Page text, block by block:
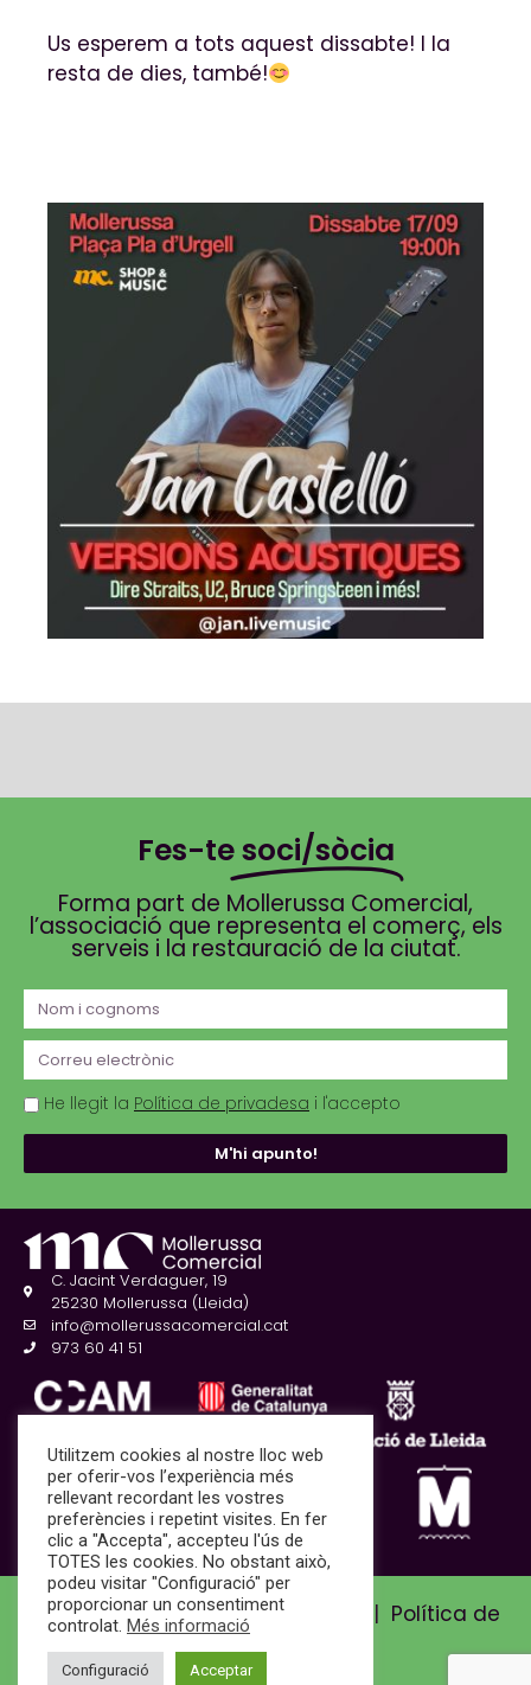
Us esperem a tots aquest dissabte! I la
resta de dies, també!
Fes-tesoci/sòcia
Forma part de Mollerussa Comercial,
l’associació que representa el comerç, els
serveis i la restauració de la ciutat.
He llegit la Política de privadesa i l'accepto
M'hi apunto!
C. Jacint Verdaguer, 19
25230 Mollerussa (Lleida)
info@mollerussacomercial.cat
973 60 41 51
Avís Legal i Política de privadesa | Política de
cookies
Utilitzem cookies al nostre lloc web
per oferir-vos l’experiència més
rellevant recordant les vostres
preferències i repetint visites. En fer
clic a "Accepta", accepteu l'ús de
TOTES les cookies. No obstant això,
podeu visitar "Configuració" per
proporcionar un consentiment
controlat. Més informació
Configuració Acceptar